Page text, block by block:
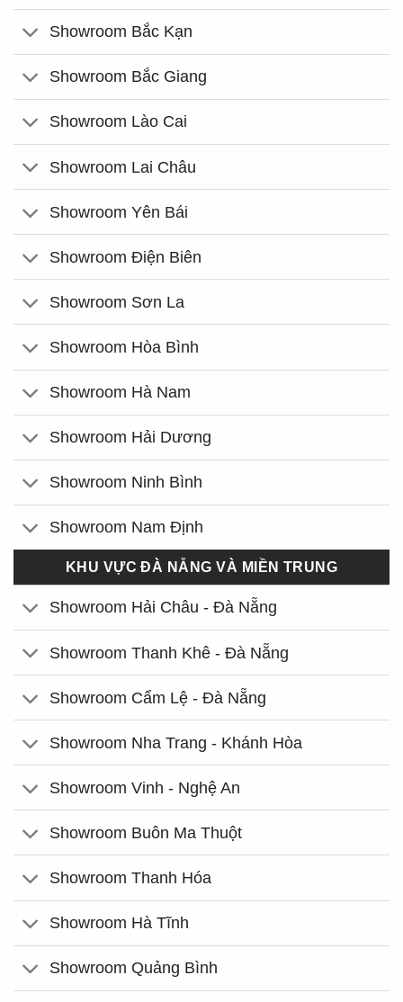
Showroom Bắc Kạn
Showroom Bắc Giang
Showroom Lào Cai
Showroom Lai Châu
Showroom Yên Bái
Showroom Điện Biên
Showroom Sơn La
Showroom Hòa Bình
Showroom Hà Nam
Showroom Hải Dương
Showroom Ninh Bình
Showroom Nam Định
KHU VỰC ĐÀ NẴNG VÀ MIỀN TRUNG
Showroom Hải Châu - Đà Nẵng
Showroom Thanh Khê - Đà Nẵng
Showroom Cẩm Lệ - Đà Nẵng
Showroom Nha Trang - Khánh Hòa
Showroom Vinh - Nghệ An
Showroom Buôn Ma Thuột
Showroom Thanh Hóa
Showroom Hà Tĩnh
Showroom Quảng Bình